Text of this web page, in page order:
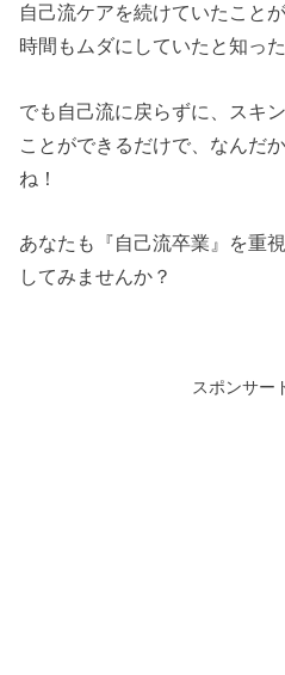
自己流ケアを続けていたこと
時間もムダにしていたと知っ
でも自己流に戻らずに、スキ
ことができるだけで、なんだ
ね！
あなたも『自己流卒業』を重
してみませんか？
スポンサー